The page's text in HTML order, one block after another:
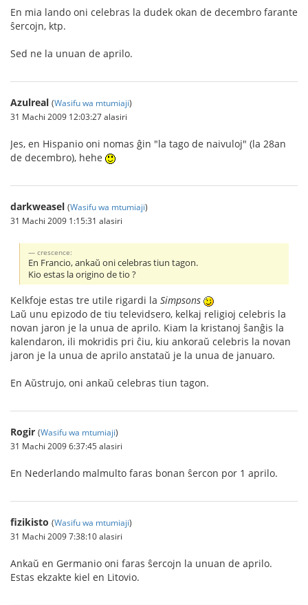
En mia lando oni celebras la dudek okan de decembro farante
ŝercojn, ktp.
Sed ne la unuan de aprilo.
Azulreal (Wasifu wa mtumiaji)
31 Machi 2009 12:03:27 alasiri
Jes, en Hispanio oni nomas ĝin "la tago de naivuloj" (la 28an
de decembro), hehe
darkweasel (Wasifu wa mtumiaji)
31 Machi 2009 1:15:31 alasiri
crescence:
En Francio, ankaŭ oni celebras tiun tagon.
Kio estas la origino de tio ?
Kelkfoje estas tre utile rigardi la Simpsons
Laŭ unu epizodo de tiu televidsero, kelkaj religioj celebris la
novan jaron je la unua de aprilo. Kiam la kristanoj ŝanĝis la
kalendaron, ili mokridis pri ĉiu, kiu ankoraŭ celebris la novan
jaron je la unua de aprilo anstataŭ je la unua de januaro.
En Aŭstrujo, oni ankaŭ celebras tiun tagon.
Rogir (Wasifu wa mtumiaji)
31 Machi 2009 6:37:45 alasiri
En Nederlando malmulto faras bonan ŝercon por 1 aprilo.
fizikisto (Wasifu wa mtumiaji)
31 Machi 2009 7:38:10 alasiri
Ankaŭ en Germanio oni faras ŝercojn la unuan de aprilo.
Estas ekzakte kiel en Litovio.